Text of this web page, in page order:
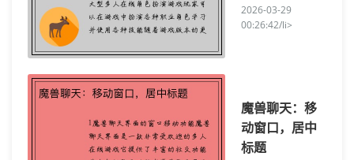
2026-03-29
00:26:42/li>
魔兽聊天：移
动窗口，居中
标题